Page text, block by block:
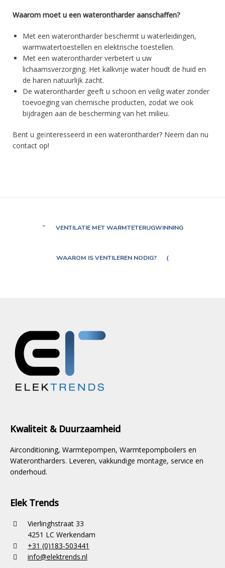
Waarom moet u een waterontharder aanschaffen?
Met een waterontharder beschermt u waterleidingen,
warmwatertoestellen en elektrische toestellen.
Met een waterontharder verbetert u uw
lichaamsverzorging. Het kalkvrije water houdt de huid en
de haren natuurlijk zacht.
De waterontharder geeft u schoon en veilig water zonder
toevoeging van chemische producten, zodat we ook
bijdragen aan de bescherming van het milieu.
Bent u geïnteresseerd in een waterontharder? Neem dan nu
contact op!
VENTILATIE MET WARMTETERUGWINNING
WAAROM IS VENTILEREN NODIG?
Kwaliteit & Duurzaamheid
Airconditioning, Warmtepompen, Warmtepompboilers en
Waterontharders. Leveren, vakkundige montage, service en
onderhoud.
Elek Trends
Vierlinghstraat 33
4251 LC Werkendam
+31 (0)183-503441
info@elektrends.nl